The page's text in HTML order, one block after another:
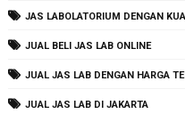
JAS LABOLATORIUM DENGAN
JUAL BELI JAS LAB ONLINE
JUAL JAS LAB DENGAN HARGA
JUAL JAS LAB DI JAKARTA